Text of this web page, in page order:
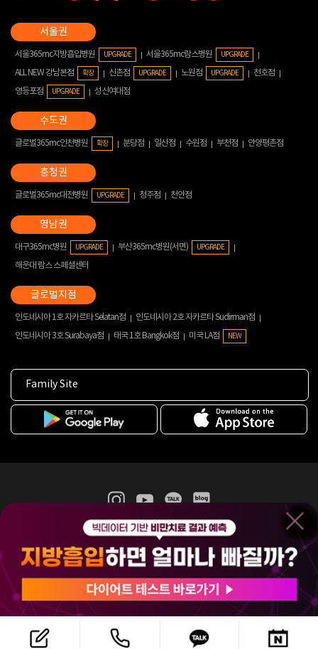
서울365mc지방흡입병원 UPGRADE 서울365mc람스병원 UPGRADE
ALL NEW 강남본점 확장 신촌점 UPGRADE 노원점 UPGRADE
천호점
영등포점
UPGRADE 성신여대점
글로벌365mc인천병원 확장 분당점 일산점 수원점 부천점 안양평촌점
글로벌365mc대전병원 UPGRADE 청주점 천안점
대구365mc병원 UPGRADE 부산365mc병원(서면) UPGRADE
해운대 람스 스페셜센터
인도네시아 1호 자카르타 Selatan점
인도네시아 2호 자카르타 Sudirman점
인도네시아 3호 Surabaya점
태국 1호 Bangkok점 미국 LA점 NEW
Family Site
365mc 병·의원 이용약관
홈페이지 이용약관
비급여진료수가
(주)365mcㅣ서울특별시 서초구 서초대로52길 7, 3~4층(서초동, 제일빌딩)
120-87-04354ㅣ김남철
COPYRIGHT(C) 2025 365mc. ALL RIGHTS RESERVED.